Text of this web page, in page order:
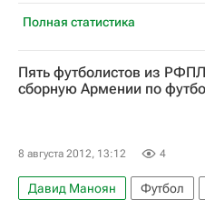
Полная статистика
Пять футболистов из
сборную Армении по
8 августа 2012, 13:12 4
Давид Маноян Футбол